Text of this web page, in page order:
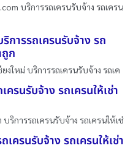
บริการรถเครนรับจ้าง รถเครน
การรถเครนรับจ้าง รถ
ถูก
งใหม่ บริการรถเครนรับจ้าง รถเค
รนรับจ้าง รถเครนให้เช่า
ริการรถเครนรับจ้าง รถเครนให้เช่
ครนรับจ้าง รถเครนให้เช่า